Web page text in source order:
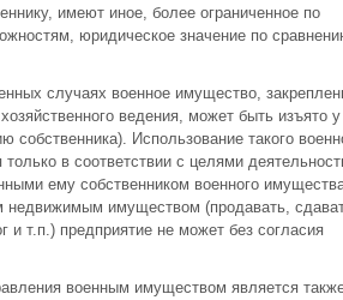
имеют иное, более ограниченное по
юридическое значение по
случаях военное имущество,
ведения, может быть изъято у
собственника). Использование такого
в соответствии с целями
ему собственником военного
недвижимым имуществом (продавать,
и т.п.) предприятие не может без согласия
военным имуществом является